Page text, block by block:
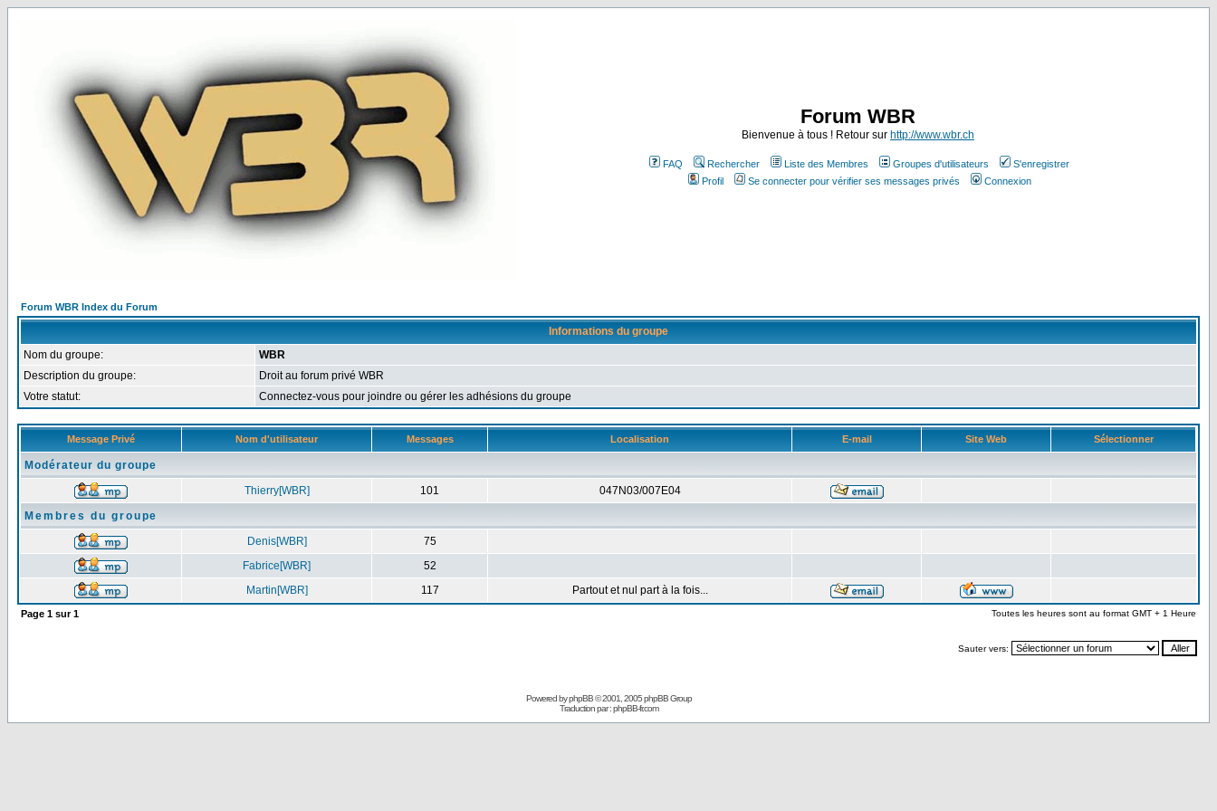
Forum WBR
Bienvenue à tous ! Retour sur http://www.wbr.ch
FAQ Rechercher Liste des Membres Groupes d'utilisateurs
S'enregistrer
Profil
Se connecter pour vérifier ses messages privés Connexion
Forum WBR Index du Forum
Informations du groupe
Nom du groupe:
WBR
Description du groupe:
Droit au forum privé WBR
Votre statut:
Connectez-vous pour joindre ou gérer les adhésions du groupe
Message Privé Nom d'utilisateur Messages Localisation E-mail Site Web Sélectionner
Modérateur du groupe
Thierry[WBR]
101
047N03/007E04
Membres du groupe
Denis[WBR]
75
Fabrice[WBR]
52
Martin[WBR]
117 Partout et nul part à la fois...
Page 1 sur1 Toutes les heures sont au format GMT + 1 Heure
Sauter vers:
Powered byphpBB© 2001, 2005 phpBB Group
Traduction par :phpBB-fr.com